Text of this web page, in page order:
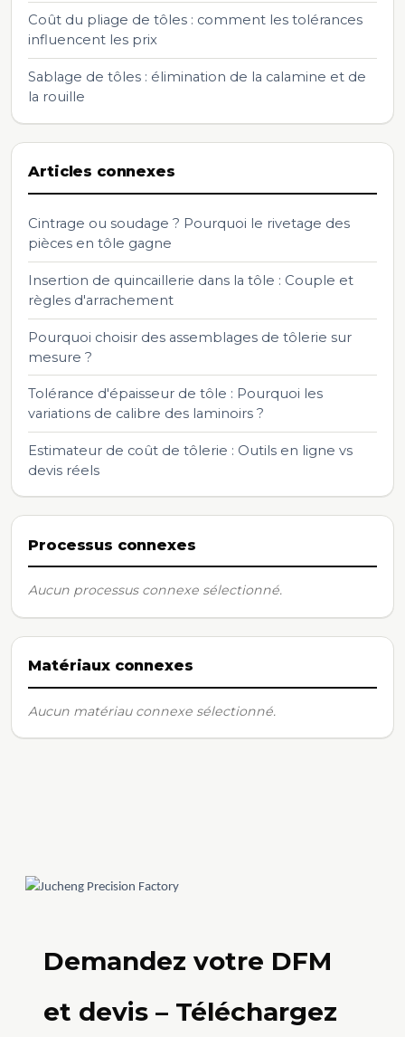
Coût du pliage de tôles : comment les tolérances
influencent les prix
Sablage de tôles : élimination de la calamine et de
la rouille
Articles connexes
Cintrage ou soudage ? Pourquoi le rivetage des
pièces en tôle gagne
Insertion de quincaillerie dans la tôle : Couple et
règles d'arrachement
Pourquoi choisir des assemblages de tôlerie sur
mesure ?
Tolérance d'épaisseur de tôle : Pourquoi les
variations de calibre des laminoirs ?
Estimateur de coût de tôlerie : Outils en ligne vs
devis réels
Processus connexes
Aucun processus connexe sélectionné.
Matériaux connexes
Aucun matériau connexe sélectionné.
Demandez votre DFM
et devis – Téléchargez